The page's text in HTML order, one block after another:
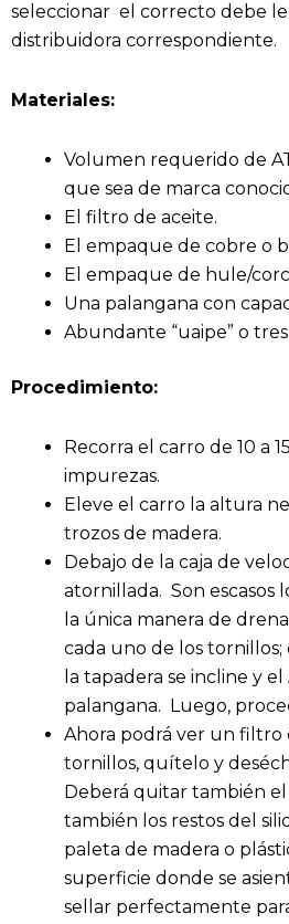
seleccionar el correcto debe
distribuidora correspondiente.
Materiales:
Volumen requerido de
que sea de marca
El filtro de aceite.
El empaque de cobre o
El empaque de hule/
Una palangana con
Abundante “uaipe” o
Procedimiento:
Recorra el carro de 10 a
impurezas.
Eleve el carro la altura
trozos de madera.
Debajo de la caja de
atornillada. Son escasos
la única manera de
cada uno de los
la tapadera se incline y
palangana. Luego,
Ahora podrá ver un filtro
tornillos, quítelo y
Deberá quitar también
también los restos del
paleta de madera o
superficie donde se
sellar perfectamente